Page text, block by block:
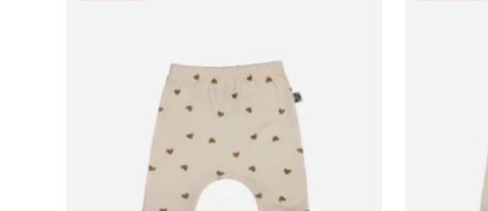
Harém
Unissex
|
Love
In
Brown